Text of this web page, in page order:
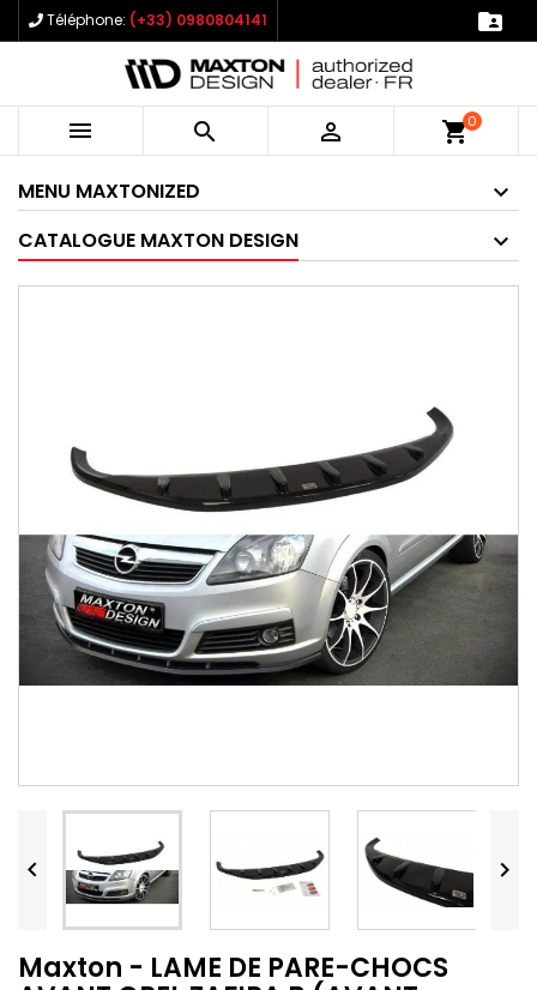
Téléphone: (+33) 0980804141 
   shopping_cart0
MENU MAXTONIZED
CATALOGUE MAXTON DESIGN
 
Maxton - LAME DE PARE-CHOCS